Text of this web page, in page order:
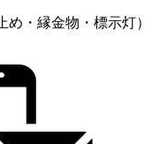
・縁金物・標示